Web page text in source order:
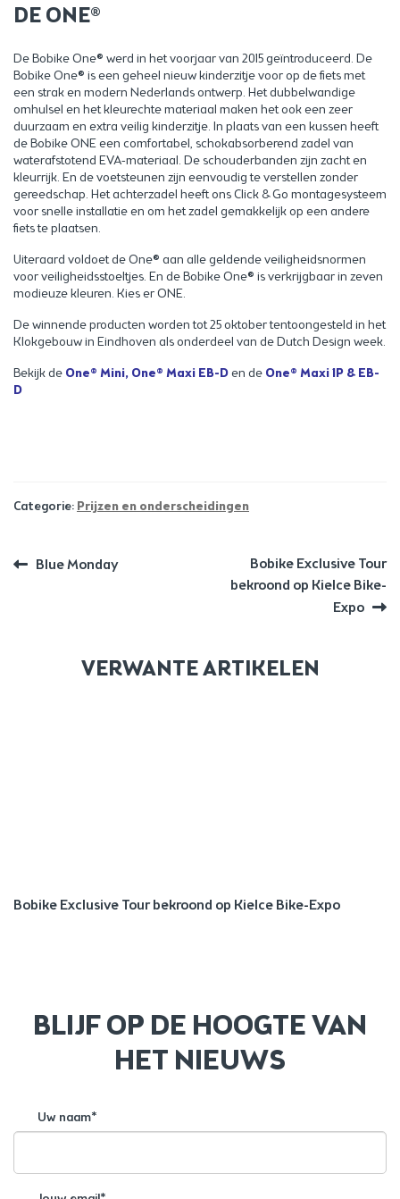
DE ONE®
De Bobike One® werd in het voorjaar van 2015 geïntroduceerd. De
Bobike One® is een geheel nieuw kinderzitje voor op de fiets met
een strak en modern Nederlands ontwerp. Het dubbelwandige
omhulsel en het kleurechte materiaal maken het ook een zeer
duurzaam en extra veilig kinderzitje. In plaats van een kussen heeft
de Bobike ONE een comfortabel, schokabsorberend zadel van
waterafstotend EVA-materiaal. De schouderbanden zijn zacht en
kleurrijk. En de voetsteunen zijn eenvoudig te verstellen zonder
gereedschap. Het achterzadel heeft ons Click & Go montagesysteem
voor snelle installatie en om het zadel gemakkelijk op een andere
fiets te plaatsen.
Uiteraard voldoet de One® aan alle geldende veiligheidsnormen
voor veiligheidsstoeltjes. En de Bobike One® is verkrijgbaar in zeven
modieuze kleuren. Kies er ONE.
De winnende producten worden tot 25 oktober tentoongesteld in het
Klokgebouw in Eindhoven als onderdeel van de Dutch Design week.
Bekijk de One® Mini, One® Maxi EB-Den de One® Maxi 1P & EB-
D
Categorie: Prijzen en onderscheidingen
BERICHT
Vorig
Blue Monday
Volgend
bericht:
Bobike Exclusive Tour
bekroond op Kielce Bike-
Expo
VERWANTE ARTIKELEN
Bobike Exclusive Tour bekroond op Kielce Bike-Expo
BLIJF OP DE HOOGTE VAN
HET NIEUWS
Uw naam*